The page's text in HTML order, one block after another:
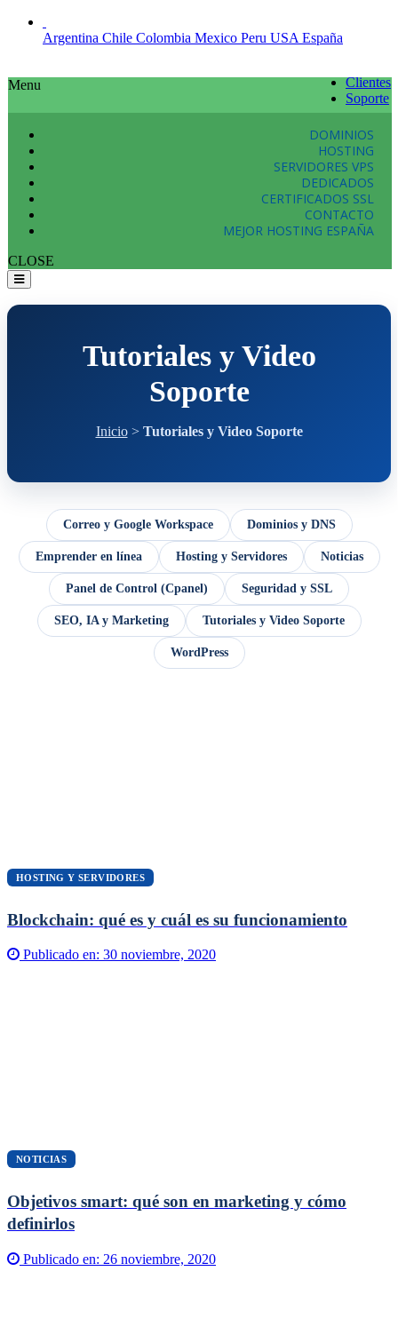
Argentina Chile Colombia Mexico Peru USA España
Clientes
Soporte
Menu
DOMINIOS
HOSTING
SERVIDORES VPS
DEDICADOS
CERTIFICADOS SSL
CONTACTO
MEJOR HOSTING ESPAÑA
CLOSE
Tutoriales y Video
Soporte
Inicio> Tutoriales y Video Soporte
Correo y Google Workspace Dominios y DNS
Emprender en línea Hosting y Servidores Noticias
Panel de Control (Cpanel) Seguridad y SSL
SEO, IA y Marketing Tutoriales y Video Soporte
WordPress
HOSTING Y SERVIDORES
Blockchain: qué es y cuál es su funcionamiento
Publicado en: 30 noviembre, 2020
NOTICIAS
Objetivos smart: qué son en marketing y cómo
definirlos
Publicado en: 26 noviembre, 2020